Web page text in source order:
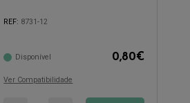
REF: 8731-12
Disponível 0,80€
Ver Compatibilidade